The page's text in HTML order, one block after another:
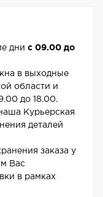
дни с 09.00 до
в выходные
области и
до 18.00.
Курьерская
деталей
заказа у
Вас
в рамках